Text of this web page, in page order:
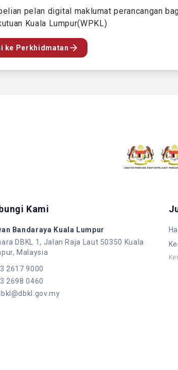
pelan digital maklumat perancangan
Kuala Lumpur(WPKL)
ke Perkhidmatan
Kami
Bandaraya Kuala Lumpur
DBKL 1, Jalan Raja Laut 50350 Kuala
Malaysia
2617 9000
2698 0460